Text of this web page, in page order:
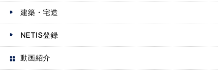
建築・宅造
NETIS登録
動画紹介